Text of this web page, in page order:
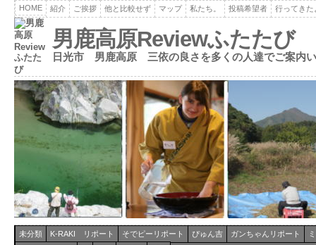
HOME 紹介 ご挨拶 他と比較せず マップ 私たち。 投稿希望者 行ってきた
男鹿高原Reviewふたたび
日光市 男鹿高原 三依の良さを多くの人達でご案内
未分類 K-RAKI リポート そでピーリポート ぴゅん吉 ガンちゃんリポート